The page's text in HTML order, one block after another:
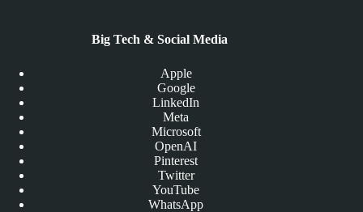
Big Tech & Social Media
Apple
Google
LinkedIn
Meta
Microsoft
OpenAI
Pinterest
Twitter
YouTube
WhatsApp